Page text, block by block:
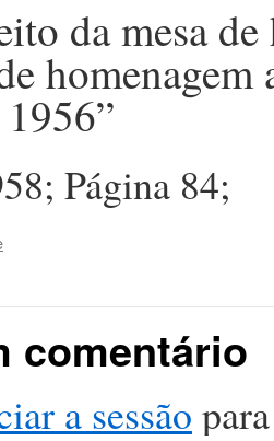
da mesa
Página 84;
comentário
a sessão